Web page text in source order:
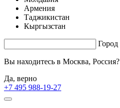
Армения
Таджикистан
Кыргызстан
Город
Вы находитесь в Москва, Россия?
Да, верно
+7 495 988-19-27